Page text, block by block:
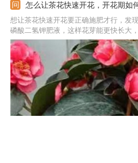
怎么让茶花快速开花，开花期如
想让茶花快速开花要正确施肥才行，发
磷酸二氢钾肥液，这样花芽能更快长大
足可促花，因此要放在光线处，多晒晒
温度越高开花越晚，因此夏季一定要多
外，还要疏剪花芽，一个花枝留一个花